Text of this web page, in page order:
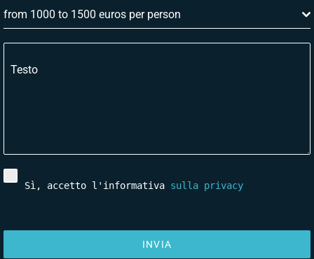
from 1000 to 1500 euros per person
Testo
Sì, accetto l'informativa sulla privacy
INVIA